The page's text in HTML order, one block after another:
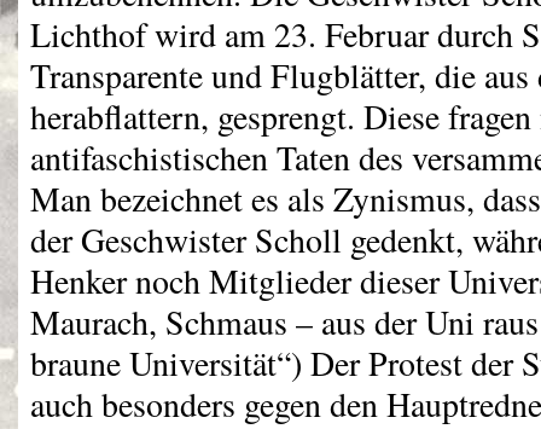
Lichthof wird am 23. Februar durch
Transparente und Flugblätter, die aus
herabflattern, gesprengt. Diese fragen
antifaschistischen Taten des
Man bezeichnet es als Zynismus,
der Geschwister Scholl gedenkt,
Henker noch Mitglieder dieser
Maurach, Schmaus – aus der Uni
braune Universität“) Der Protest der
auch besonders gegen den